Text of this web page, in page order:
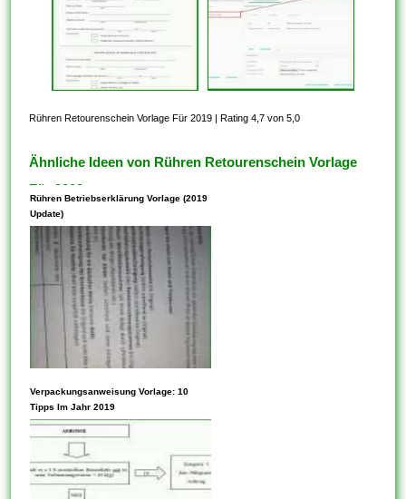
Rühren Retourenschein Vorlage Für 2019 Rating 4,7 von 5,0
Ähnliche Ideen von Rühren Retourenschein Vorlage
Für 2019
Rühren Betriebserklärung Vorlage (2019
Update)
Vorlagen können Parameter
innehaben. Die Verwendung
von Vorlagen ist auch eine
hervorragende Möglichkeit,
schnell auf Taschenrechner
oder Analysetools zuzugreifen,
Verpackungsanweisung Vorlage: 10
Tipps Im Jahr 2019